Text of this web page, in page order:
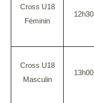
Cross U18
Féminin
12h30
Cross U18
Masculin
13h00